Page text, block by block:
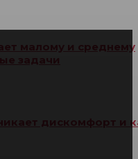
малому и среднему
задачи
дискомфорт и